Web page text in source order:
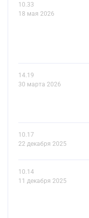
10.33
18 мая 2026
14.19
30 марта 2026
10.17
22 декабря 2025
10.14
11 декабря 2025